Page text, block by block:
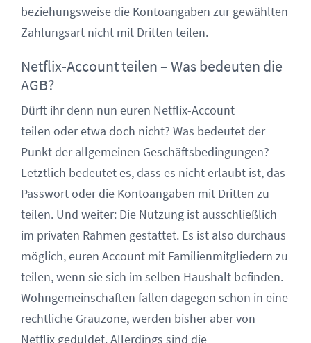
beziehungsweise die Kontoangaben zur gewählten
Zahlungsart nicht mit Dritten teilen.
Netflix-Account teilen – Was bedeuten die
AGB?
Dürft ihr denn nun euren Netflix-Account
teilen oder etwa doch nicht? Was bedeutet der
Punkt der allgemeinen Geschäftsbedingungen?
Letztlich bedeutet es, dass es nicht erlaubt ist, das
Passwort oder die Kontoangaben mit Dritten zu
teilen. Und weiter: Die Nutzung ist ausschließlich
im privaten Rahmen gestattet. Es ist also durchaus
möglich, euren Account mit Familienmitgliedern zu
teilen, wenn sie sich im selben Haushalt befinden.
Wohngemeinschaften fallen dagegen schon in eine
rechtliche Grauzone, werden bisher aber von
Netflix geduldet. Allerdings sind die